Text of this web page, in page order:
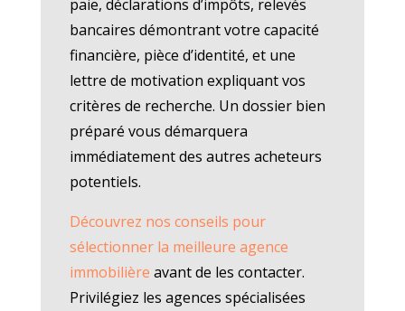
paie, déclarations d’impôts, relevés
bancaires démontrant votre capacité
financière, pièce d’identité, et une
lettre de motivation expliquant vos
critères de recherche. Un dossier bien
préparé vous démarquera
immédiatement des autres acheteurs
potentiels.
Découvrez nos conseils pour
sélectionner la meilleure agence
immobilière avant de les contacter.
Privilégiez les agences spécialisées